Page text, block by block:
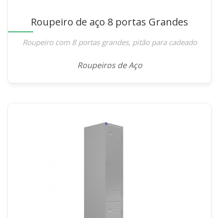
Roupeiro de aço 8 portas Grandes
Roupeiro com 8 portas grandes, pitão para cadeado
Roupeiros de Aço